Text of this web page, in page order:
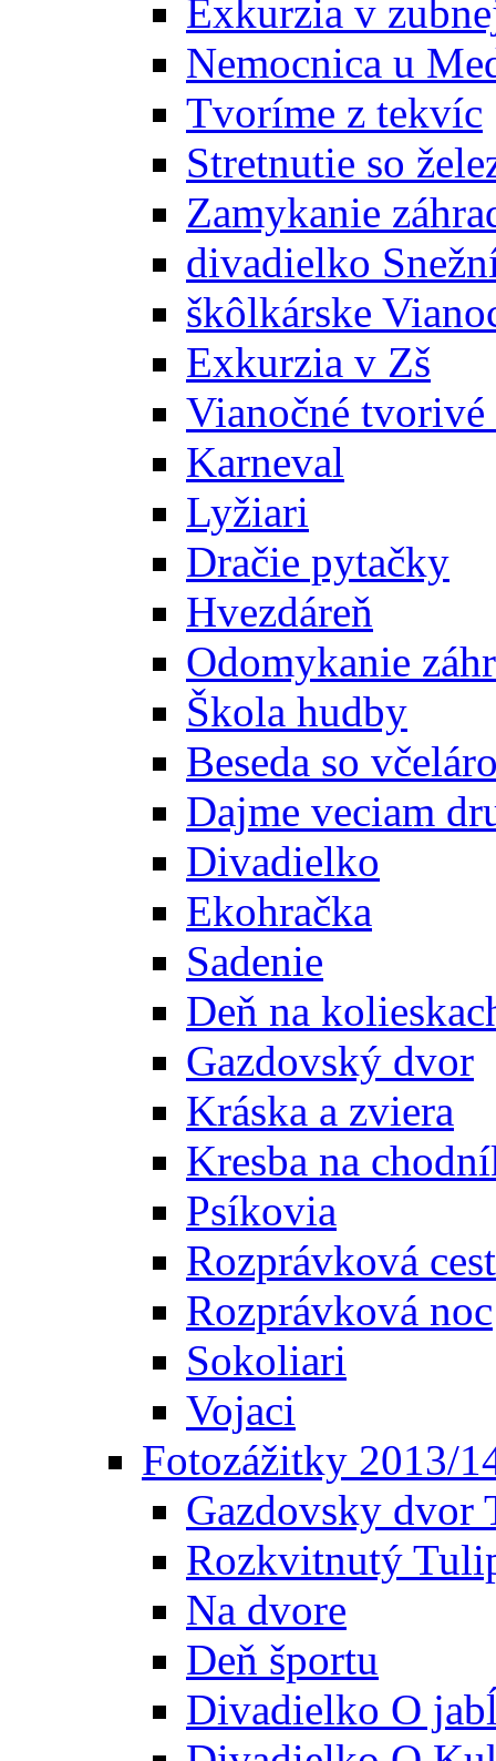
Exkurzia v
Nemocnica u
Tvoríme z tekvíc
Stretnutie so
Zamykanie
divadielko
škôlkárske
Exkurzia v Zš
Vianočné tvorivé
Karneval
Lyžiari
Dračie pytačky
Hvezdáreň
Odomykanie
Škola hudby
Beseda so
Dajme veciam
Divadielko
Ekohračka
Sadenie
Deň na
Gazdovský dvor
Kráska a zviera
Kresba na
Psíkovia
Rozprávková
Rozprávková noc
Sokoliari
Vojaci
Fotozážitky 2013/
Gazdovsky dvor
Rozkvitnutý
Na dvore
Deň športu
Divadielko O